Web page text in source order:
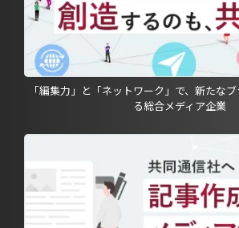
「編集力」と「ネットワーク」で、新たな
る総合メディア企業